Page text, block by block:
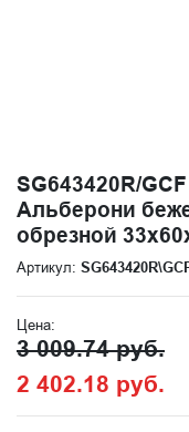
SG643420R/
Альберони
обрезной
Артикул:
Цена:
3 009.74 руб.
2 402.18 руб.